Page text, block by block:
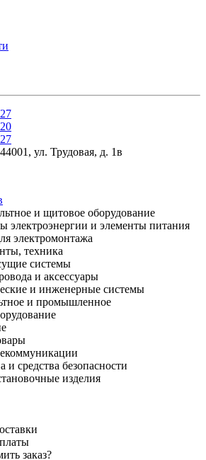
ул. Трудовая, д. 1в
и щитовое оборудование
электроэнергии и элементы питания
электромонтажа
техника
системы
и аксессуары
и инженерные системы
и промышленное
и средства безопасности
изделия
заказ?